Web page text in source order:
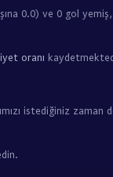
0.0) ve 0 gol yemiş,
oranı
istediğiniz zaman